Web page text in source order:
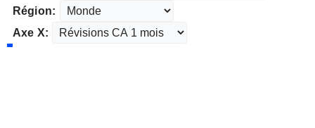
Région:
Axe X: